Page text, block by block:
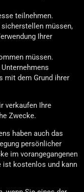
teilnehmen.
müssen,
Ihrer
müssen.
mit dem Grund ihrer
verkaufen Ihre
Zwecke.
haben auch das
persönlicher
im vorangegangenen
ist kostenlos und kann